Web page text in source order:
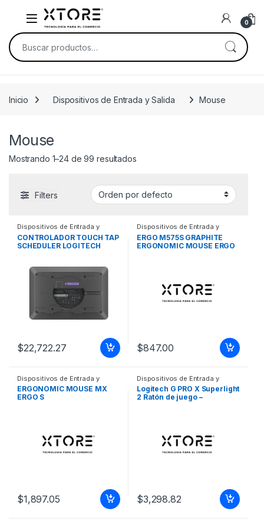
Skip to navigation
Skip to content
0
Buscar por:
Inicio Dispositivos de Entrada y Salida Mouse
Mouse
Mostrando 1–24 de 99 resultados
Filters
Dispositivos de Entrada y
Salida,Mouse
CONTROLADOR TOUCH TAP
SCHEDULER LOGITECH
SALAS DE REUNION
$22,722.27
Dispositivos de Entrada y
Salida ,Mouse
ERGO M575S GRAPHITE
ERGONOMIC MOUSE ERGO
$847.00
Dispositivos de Entrada y
Salida, Mouse
ERGONOMIC MOUSE MX
ERGO S
$1,897.05
Dispositivos de Entrada y
Salida Mouse
Logitech G PRO X Superlight
2 Ratón de juego –
Recargable – 32000 dpi –
Diestro – 4Día Duración de
pilas MOUSE INALAMBRICO
$3,298.82